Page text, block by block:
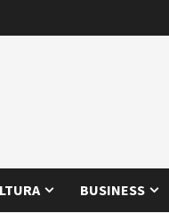
BUSINESS